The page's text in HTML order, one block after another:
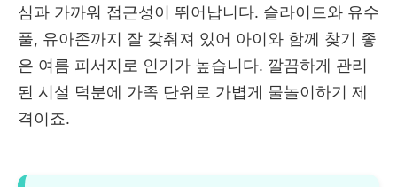
심과 가까워 접근성이 뛰어납니다. 슬라이드와 유수
풀, 유아존까지 잘 갖춰져 있어 아이와 함께 찾기 좋
은 여름 피서지로 인기가 높습니다. 깔끔하게 관리
된 시설 덕분에 가족 단위로 가볍게 물놀이하기 제
격이죠.